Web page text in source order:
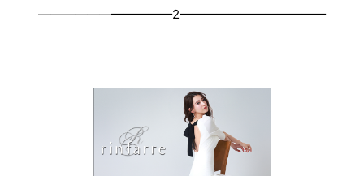
———————————2————————————